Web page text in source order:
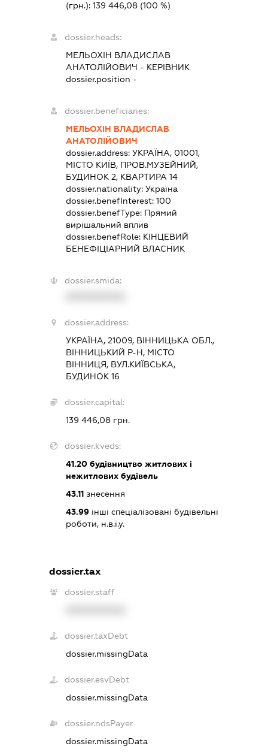
(грн.):139 446,08 (100 %)
dossier.heads:
МЕЛЬОХІН ВЛАДИСЛАВ
АНАТОЛІЙОВИЧ - КЕРІВНИК
dossier.position -
dossier.beneficiaries:
МЕЛЬОХІН ВЛАДИСЛАВ
АНАТОЛІЙОВИЧ
dossier.address:УКРАЇНА, 01001,
МІСТО КИЇВ, ПРОВ.МУЗЕЙНИЙ,
БУДИНОК 2, КВАРТИРА 14
dossier.nationality:Україна
dossier.benefInterest:100
dossier.benefType: Прямий
вирішальний вплив
dossier.benefRole: КІНЦЕВИЙ
БЕНЕФІЦІАРНИЙ ВЛАСНИК
dossier.smida:
dossier.address:
УКРАЇНА, 21009, ВІННИЦЬКА ОБЛ.,
ВІННИЦЬКИЙ Р-Н, МІСТО
ВІННИЦЯ, ВУЛ.КИЇВСЬКА,
БУДИНОК 16
dossier.capital:
139 446,08 грн.
dossier.kveds:
41.20 будівництво житлових і
нежитлових будівель
43.11 знесення
43.99 інші спеціалізовані будівельні
роботи, н.в.і.у.
dossier.tax
dossier.staff
dossier.taxDebt
dossier.missingData
dossier.esvDebt
dossier.missingData
dossier.ndsPayer
dossier.missingData